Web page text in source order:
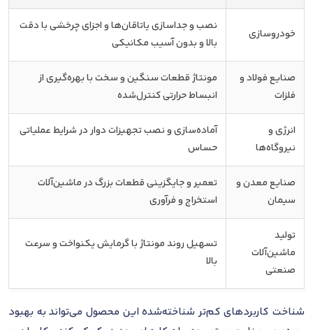
خودروسازی
نصب و جداسازی یاتاقان‌ها و اجزای چرخشی با دقت
بالا و بدون آسیب مکانیکی
صنایع فولاد و
فلزات
مونتاژ قطعات سنگین و سخت با بهره‌گیری از
انبساط حرارتی کنترل‌شده
انرژی و
نیروگاه‌ها
آماده‌سازی و نصب تجهیزات دوار در شرایط عملیاتی
حساس
صنایع معدن و
سیمان
تعمیر و جایگزینی قطعات بزرگ در ماشین‌آلات
استخراج و فرآوری
تولید
ماشین‌آلات
صنعتی
تسهیل روند مونتاژ با گرمایش یکنواخت و سرعت
بالا
شناخت کاربردهای کم‌تر شناخته‌شده این محصول می‌تواند به بهبود